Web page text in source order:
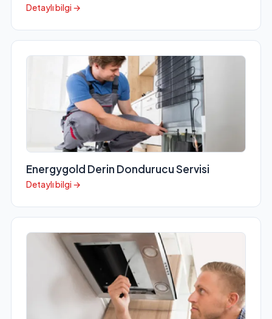
Detaylı bilgi →
Energygold Derin Dondurucu Servisi
Detaylı bilgi →